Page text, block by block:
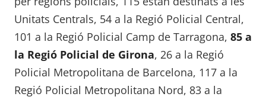
Unitats Centrals, 54 a la Regió Policial Central,
101 a la Regió Policial Camp de Tarragona, 85 a
la Regió Policial de Girona, 26 a la Regió
Policial Metropolitana de Barcelona, 117 a la
Regió Policial Metropolitana Nord, 83 a la